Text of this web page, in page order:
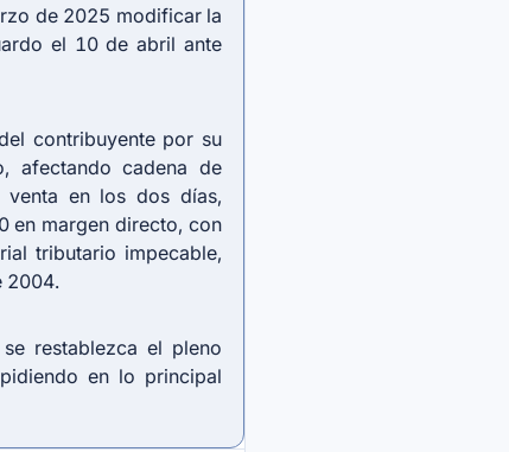
de 2025 modificar la
el 10 de abril ante
contribuyente por su
afectando cadena de
en los dos días,
en margen directo, con
tributario impecable,
2004.
restablezca el pleno
en lo principal